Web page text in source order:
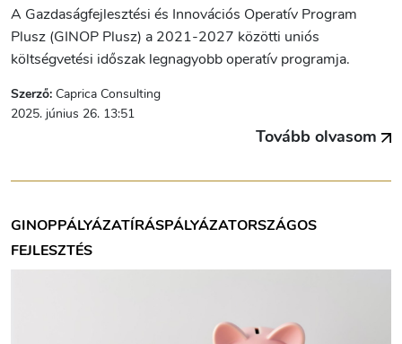
A Gazdaságfejlesztési és Innovációs Operatív Program
Plusz (GINOP Plusz) a 2021-2027 közötti uniós
költségvetési időszak legnagyobb operatív programja.
Szerző: Caprica Consulting
2025. június 26. 13:51
Tovább olvasom
GINOPPÁLYÁZATÍRÁSPÁLYÁZATORSZÁGOS
FEJLESZTÉS